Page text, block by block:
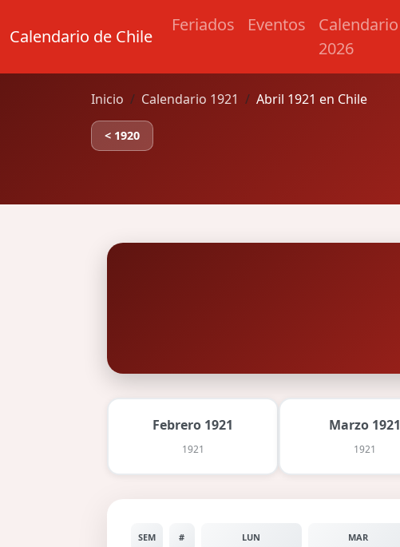
Calendario de Chile
Feriados Eventos
Calendario
2026
Inicio Calendario 1921 Abril 1921 en Chile
< 1920
Febrero 1921
1921
Marzo 1921
1921
SEM # LUN MAR